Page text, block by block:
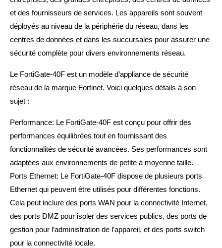
et des fournisseurs de services. Les appareils sont souvent
déployés au niveau de la périphérie du réseau, dans les
centres de données et dans les succursales pour assurer une
sécurité complète pour divers environnements réseau.
Le FortiGate-40F est un modèle d’appliance de sécurité
réseau de la marque Fortinet. Voici quelques détails à son
sujet :
Performance: Le FortiGate-40F est conçu pour offrir des
performances équilibrées tout en fournissant des
fonctionnalités de sécurité avancées. Ses performances sont
adaptées aux environnements de petite à moyenne taille.
Ports Ethernet: Le FortiGate-40F dispose de plusieurs ports
Ethernet qui peuvent être utilisés pour différentes fonctions.
Cela peut inclure des ports WAN pour la connectivité Internet,
des ports DMZ pour isoler des services publics, des ports de
gestion pour l’administration de l’appareil, et des ports switch
pour la connectivité locale.